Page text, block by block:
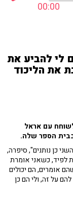
00:00
לי להביע את
את הליכוד
לשוחח עם אראל
הספר שלה.
כן נותנים", סיפרה,
לפיד, כשאני אומרת
אומרים, הם יכולים
על זה, ולי הם כן